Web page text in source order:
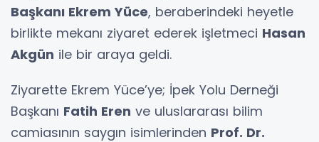
Başkanı Ekrem Yüce, beraberindeki heyetle
birlikte mekanı ziyaret ederek işletmeci Hasan
Akgün ile bir araya geldi.
Ziyarette Ekrem Yüce’ye; İpek Yolu Derneği
Başkanı Fatih Eren ve uluslararası bilim
camiasının saygın isimlerinden Prof. Dr.